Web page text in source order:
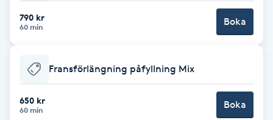
Barber
Barnklippning
BIAB
790 kr
60 min Boka
Fransförlängning påfyllning Mix
650 kr
60 min Boka